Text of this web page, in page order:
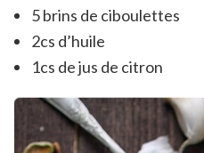
5 brins de ciboulettes
2cs d’huile
1cs de jus de citron